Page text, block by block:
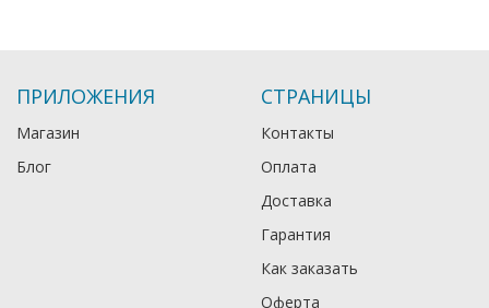
ПРИЛОЖЕНИЯ
Магазин
Блог
СТРАНИЦЫ
Контакты
Оплата
Доставка
Гарантия
Как заказать
Оферта